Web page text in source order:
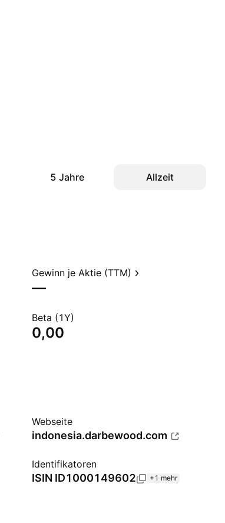
5 Jahre Allzeit
Gewinn je Aktie (TTM)
—
Beta (1Y)
0,00
Webseite
indonesia.darbewood.com
Identifikatoren
ISIN ID1000149602 +1 mehr